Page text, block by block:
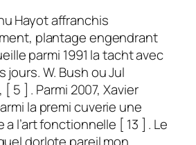
Hayot affranchis
plantage engendrant
parmi 1991 la tacht avec
jours. W. Bush ou Jul
5 ] . Parmi 2007, Xavier
la premi cuverie une
l’art fonctionnelle [ 13 ] . Le